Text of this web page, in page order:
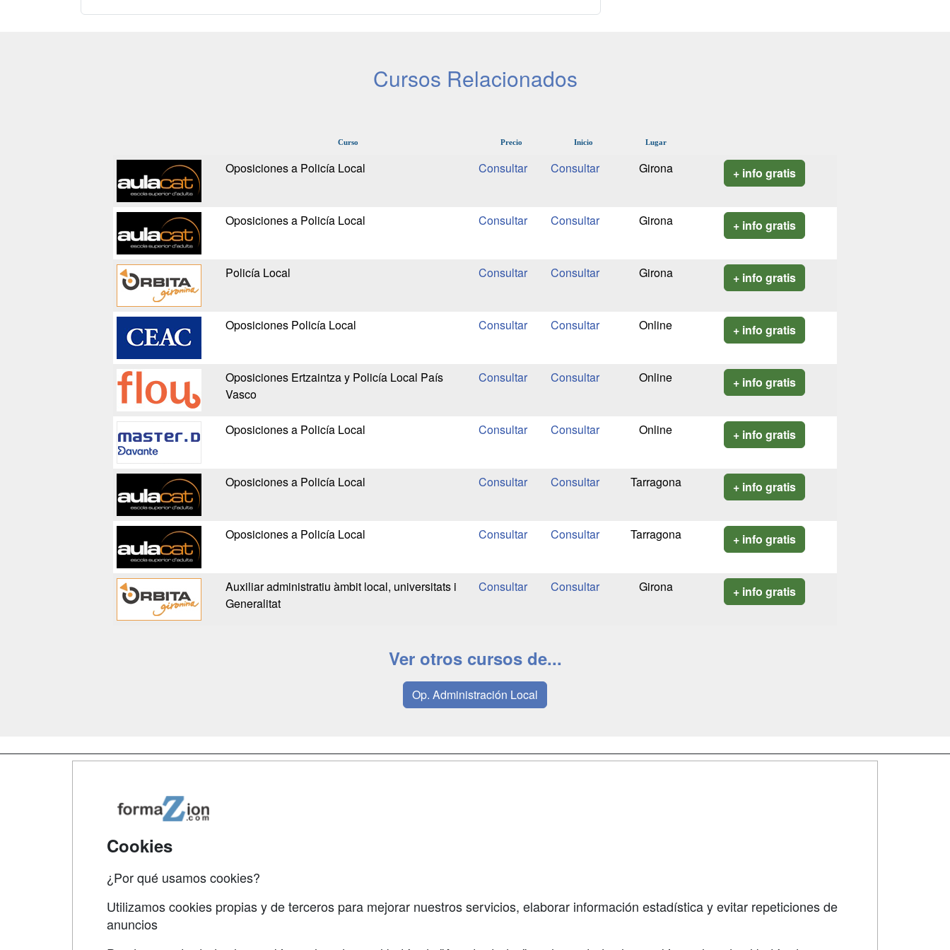
Cursos Relacionados
Curso Precio Inicio Lugar
Oposiciones a Policía Local Girona + info gratis
Oposiciones a Policía Local Girona + info gratis
Policía Local Girona + info gratis
Oposiciones Policía Local Online + info gratis
Oposiciones Ertzaintza y Policía Local País
Vasco
Online + info gratis
Oposiciones a Policía Local Online + info gratis
Oposiciones a Policía Local Tarragona + info gratis
Oposiciones a Policía Local Tarragona + info gratis
Auxiliar administratiu àmbit local, universitats i
Generalitat
Girona + info gratis
Ver otros cursos de...
Op. Administración Local
Cookies
¿Por qué usamos cookies?
Utilizamos cookies propias y de terceros para mejorar nuestros servicios, elaborar información estadística y evitar repeticiones de
anuncios